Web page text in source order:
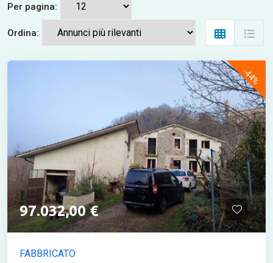
Per pagina:
Ordina:
-44%
97.032,00 €
FABBRICATO